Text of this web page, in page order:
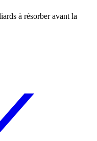
à résorber avant la